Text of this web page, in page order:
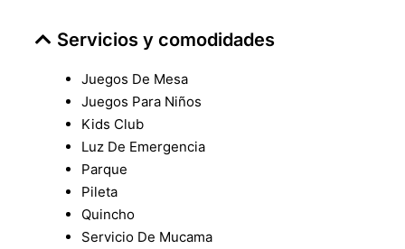
Servicios y comodidades
Juegos De Mesa
Juegos Para Niños
Kids Club
Luz De Emergencia
Parque
Pileta
Quincho
Servicio De Mucama